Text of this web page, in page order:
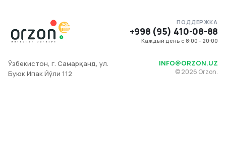
ПОДДЕРЖКА
+998 (95) 410-08-88
Каждый день с 8:00 - 20:00
Ўзбекистон, г. Самарқанд, ул.
Буюк Ипак Йўли 112
INFO@ORZON.UZ
©2026 Orzon.